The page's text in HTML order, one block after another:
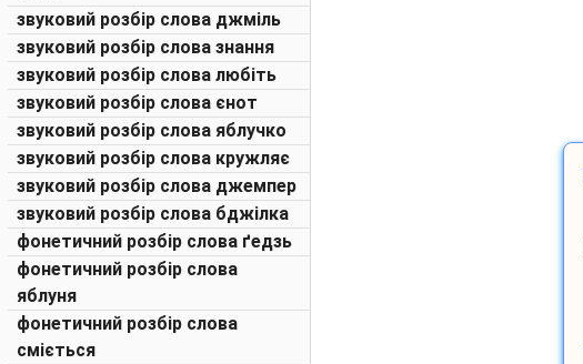
звуковий розбір слова джміль
звуковий розбір слова знання
звуковий розбір слова любіть
звуковий розбір слова єнот
звуковий розбір слова яблучко
звуковий розбір слова кружляє
звуковий розбір слова джемпер
звуковий розбір слова бджілка
фонетичний розбір слова ґедзь
фонетичний розбір слова
яблуня
фонетичний розбір слова
сміється